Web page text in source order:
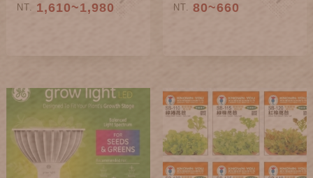
NT. 1,610~1,980 NT. 80~660